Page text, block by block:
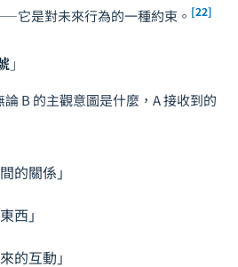
它是對未來行為的一種約束。 [22]
B 的主觀意圖是什麼，A 接收到的
的關係」
西」
的互動」